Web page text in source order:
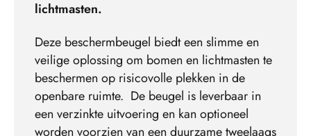
lichtmasten.
Deze beschermbeugel biedt een slimme en
veilige oplossing om bomen en lichtmasten te
beschermen op risicovolle plekken in de
openbare ruimte. De beugel is leverbaar in
een verzinkte uitvoering en kan optioneel
worden voorzien van een duurzame tweelaags